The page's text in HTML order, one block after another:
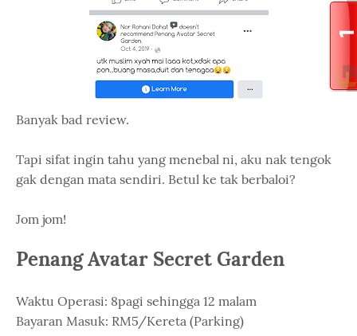
Banyak bad review.
Tapi sifat ingin tahu yang menebal ni, aku nak tengok
gak dengan mata sendiri. Betul ke tak berbaloi?
Jom jom!
Penang Avatar Secret Garden
Waktu Operasi: 8pagi sehingga 12 malam
Bayaran Masuk: RM5/Kereta (Parking)